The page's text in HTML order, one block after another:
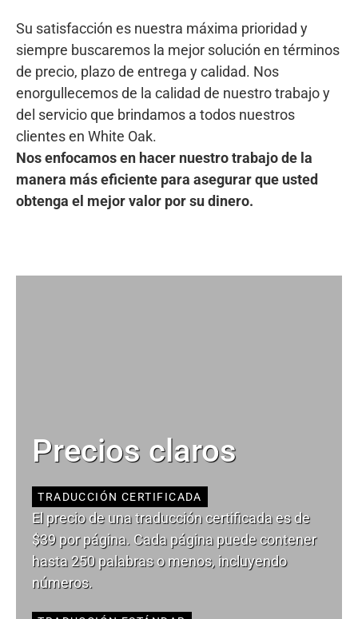
Su satisfacción es nuestra máxima prioridad y
siempre buscaremos la mejor solución en términos
de precio, plazo de entrega y calidad. Nos
enorgullecemos de la calidad de nuestro trabajo y
del servicio que brindamos a todos nuestros
clientes en White Oak.
Nos enfocamos en hacer nuestro trabajo de la
manera más eficiente para asegurar que usted
obtenga el mejor valor por su dinero.
Precios claros
TRADUCCIÓN CERTIFICADA
El precio de una traducción certificada es de
$39 por página. Cada página puede contener
hasta 250 palabras o menos, incluyendo
números.